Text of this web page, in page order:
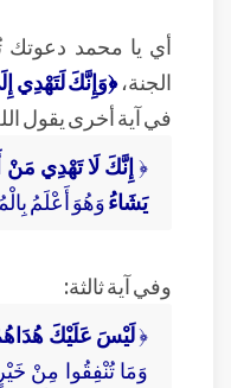
أي يا محمد
الجنة،﴿وَإِنَّكَ لَتَهْدِي
في آية أخرى يقول
﴿إِنَّكَ لَا تَهْدِي
يَشَاءُوَهُوَ أَعْلَمُ
وفي آية ثالثة:
﴿لَيْسَ عَلَيْكَ
وَمَا تُنْفِقُوا مِنْ